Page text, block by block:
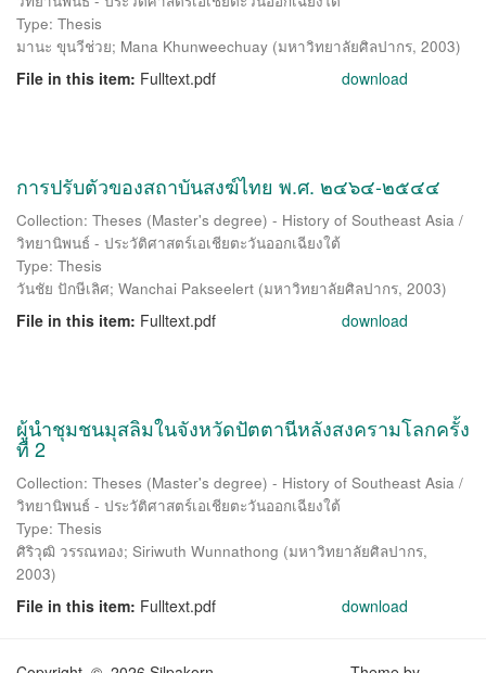
Type: Thesis
มานะ ขุนวีช่วย; Mana Khunweechuay (มหาวิทยาลัยศิลปากร, 2003)
File in this item: Fulltext.pdf download
การปรับตัวของสถาบันสงฆ์ไทย พ.ศ. ๒๔๖๔-๒๕๔๔
Collection: Theses (Master's degree) - History of Southeast Asia /
วิทยานิพนธ์ - ประวัติศาสตร์เอเชียตะวันออกเฉียงใต้
Type: Thesis
วันชัย ปักษีเลิศ; Wanchai Pakseelert (มหาวิทยาลัยศิลปากร, 2003)
File in this item: Fulltext.pdf download
ผู้นำชุมชนมุสลิมในจังหวัดปัตตานีหลังสงครามโลกครั้ง
ที่ 2
Collection: Theses (Master's degree) - History of Southeast Asia /
วิทยานิพนธ์ - ประวัติศาสตร์เอเชียตะวันออกเฉียงใต้
Type: Thesis
ศิริวุฒิ วรรณทอง; Siriwuth Wunnathong (มหาวิทยาลัยศิลปากร,
2003)
File in this item: Fulltext.pdf download